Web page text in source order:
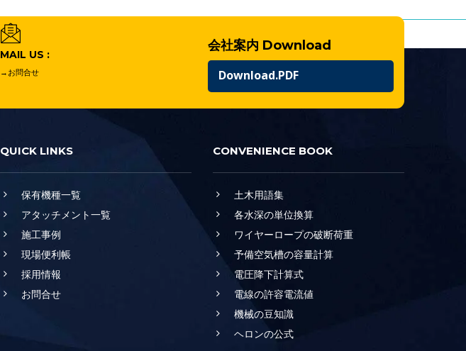
MAIL US :
→お問合せ
会社案内 Download
Download.PDF
QUICK LINKS
保有機種一覧
アタッチメント一覧
施工事例
現場便利帳
採用情報
お問合せ
CONVENIENCE BOOK
土木用語集
各水深の単位換算
ワイヤーロープの破断荷重
予備空気槽の容量計算
電圧降下計算式
電線の許容電流値
機械の豆知識
ヘロンの公式